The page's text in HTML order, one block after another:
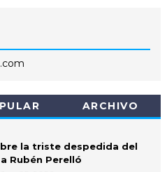
ARCHIVO
la triste despedida del
Rubén Perelló